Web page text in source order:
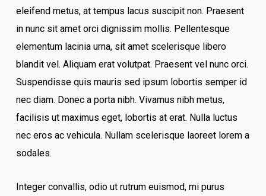
eleifend metus, at tempus lacus suscipit non. Praesent
in nunc sit amet orci dignissim mollis. Pellentesque
elementum lacinia urna, sit amet scelerisque libero
blandit vel. Aliquam erat volutpat. Praesent vel nunc orci.
Suspendisse quis mauris sed ipsum lobortis semper id
nec diam. Donec a porta nibh. Vivamus nibh metus,
facilisis ut maximus eget, lobortis at erat. Nulla luctus
nec eros ac vehicula. Nullam scelerisque laoreet lorem a
sodales.
Integer convallis, odio ut rutrum euismod, mi purus